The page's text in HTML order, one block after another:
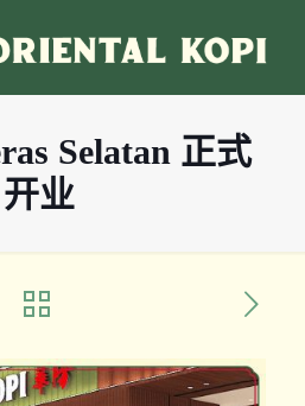
Selatan 正式
开业